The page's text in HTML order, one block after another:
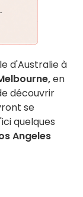
d'Australie à
en
découvrir
se
quelques
Angeles